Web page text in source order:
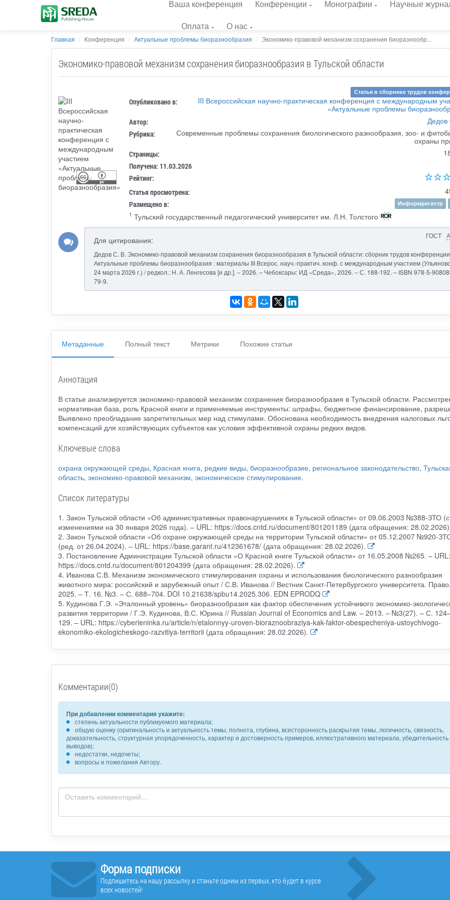
Ваша конференция Конференции Монографии
Научные
Оплата
О нас
Главная Конференция Актуальные проблемы биоразнообразия Экономико-правовой механизм сохранения биоразнообр...
Экономико-правовой механизм сохранения биоразнообразия в Тульской области
Статья в сборнике трудов
Опубликовано в:
III Всероссийская научно-практическая конференция с международным
«Актуальные проблемы
Автор:
Рубрика:
Современные проблемы сохранения биологического разнообразия, зоо- и
охраны
Страницы:
Получена: 11.03.2026
Рейтинг:
Статья просмотрена:
Размещено в: Информрегистр
1 Тульский государственный педагогический университет им. Л.Н. Толстого
ГОСТ
Для цитирования:
Дедов С. В. Экономико-правовой механизм сохранения биоразнообразия в Тульской области: сборник трудов
Актуальные проблемы биоразнообразия : материалы III Всерос. науч.-практич. конф. с международным участием
24 марта 2026 г.) / редкол.: Н. А. Ленгесова [и др.]. – 2026. – Чебоксары: ИД «Среда», 2026. – С. 188-192. – ISBN 978-5-
79-9.
Метаданные Полный текст Метрики Похожие статьи
Аннотация
В статье анализируется экономико-правовой механизм сохранения биоразнообразия в Тульской области.
нормативная база, роль Красной книги и применяемые инструменты: штрафы, бюджетное финансирование,
Выявлено преобладание запретительных мер над стимулами. Обоснована необходимость внедрения налоговых
компенсаций для хозяйствующих субъектов как условия эффективной охраны редких видов.
Ключевые слова
охрана окружающей среды, Красная книга, редкие виды, биоразнообразие, региональное законодательство,
область, экономико-правовой механизм, экономическое стимулирование.
Список литературы
1. Закон Тульской области «Об административных правонарушениях в Тульской области» от 09.06.2003 №388-ЗТО (с
изменениями на 30 января 2026 года). – URL: https://docs.cntd.ru/document/801201189 (дата обращения:
2. Закон Тульской области «Об охране окружающей среды на территории Тульской области» от 05.12.2007 №920-
(ред. от 26.04.2024). – URL: https://base.garant.ru/412361678/ (дата обращения: 28.02.2026).
3. Постановление Администрации Тульской области «О Красной книге Тульской области» от 16.05.2008 №265. – URL:
https://docs.cntd.ru/document/801204399 (дата обращения: 28.02.2026).
4. Иванова С.В. Механизм экономического стимулирования охраны и использования биологического разнообразия
животного мира: российский и зарубежный опыт / С.В. Иванова // Вестник Санкт-Петербургского университета.
2025. – Т. 16. №3. – С. 688–704. DOI 10.21638/spbu14.2025.306. EDN EPRODQ
5. Кудинова Г.Э. «Эталонный уровень» биоразнообразия как фактор обеспечения устойчивого экономико-
развития территории / Г.Э. Кудинова, В.С. Юрина // Russian Journal of Economics and Law. – 2013. – №3(27). – С.
129. – URL: https://cyberleninka.ru/article/n/etalonnyy-uroven-bioraznoobraziya-kak-faktor-obespecheniya-ustoychivogo-
ekonomiko-ekologicheskogo-razvitiya-territorii (дата обращения: 28.02.2026).
Комментарии(0)
При добавлении комментария укажите:
степень актуальности публикуемого материала;
общую оценку (оригинальность и актуальность темы, полнота, глубина, всесторонность раскрытия темы, логичность, связность,
доказательность, структурная упорядоченность, характер и достоверность примеров, иллюстративного материала, убедительность
выводов);
недостатки, недочеты;
вопросы и пожелания Автору.
Форма подписки
Подпишитесь на нашу рассылку и станьте одним из первых, кто будет в курсе
всех новостей!